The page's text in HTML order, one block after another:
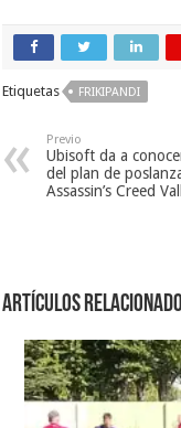
Etiquetas FRIKIPANDI
Previo
Ubisoft da a
del plan de
Assassin’s Creed
Artículos